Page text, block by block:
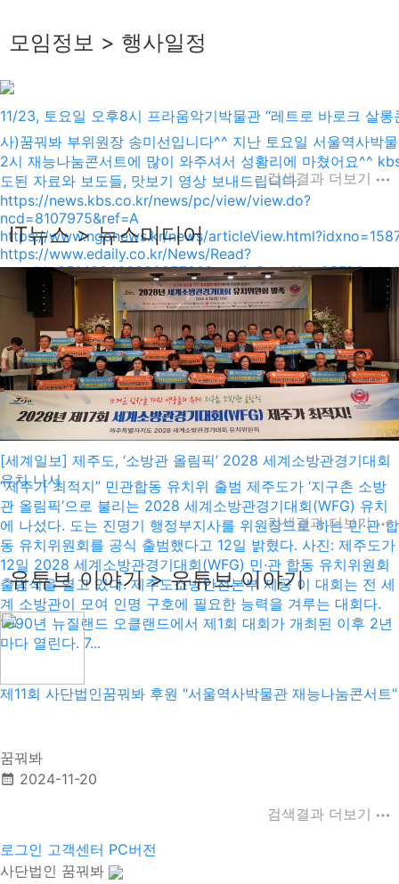
모임정보 > 행사일정
11/23, 토요일 오후8시 프라움악기박물관 “레트로 바로크 살롱
사)꿈꿔봐 부위원장 송미선입니다^^ 지난 토요일 서울역사박
2시 재능나눔콘서트에 많이 와주셔서 성황리에 마쳤어요^^
도된 자료와 보도들, 맛보기 영상 보내드립니다.
https://news.kbs.co.kr/news/pc/view/view.do?
ncd=8107975&ref=A
https://www.ngonews.kr/news/
https://www.edaily.co.kr/News/Read?
이번주 토요일 오후8시 프라움악기박물관에서 “레트로 바로크
서트” 나들이 오셔...
검색결과 더보기
IT뉴스 > 뉴스미디어
[세계일보] 제주도, ‘소방관 올림픽’ 2028 세계소방관경기대회
유치 나서
“제주가 최적지” 민관합동 유치위 출범 제주도가 ‘지구촌 소방
관 올림픽’으로 불리는 2028 세계소방관경기대회(WFG) 유치
에 나섰다. 도는 진명기 행정부지사를 위원장으로 하는 민·관 합
동 유치위원회를 공식 출범했다고 12일 밝혔다. 사진: 제주도가
12일 2028 세계소방관경기대회(WFG) 민·관 합동 유치위원회
출범식을 열고 있다. 제주도소방안전본부 제공 이 대회는 전 세
계 소방관이 모여 인명 구호에 필요한 능력을 겨루는 대회다.
1990년 뉴질랜드 오클랜드에서 제1회 대회가 개최된 이후 2년
마다 열린다. 7...
검색결과 더보기
유튜브 이야기 > 유튜브 이야기
제11회 사단법인꿈꿔봐 후원 "서울역사박물관 재능나눔콘서트"
꿈꿔봐
2024-11-20
검색결과 더보기
로그인 고객센터 PC버전
사단법인 꿈꿔봐